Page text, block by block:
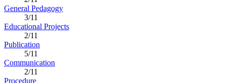
General Pedagogy
3/11
Educational Projects
2/11
Publication
5/11
Communication
2/11
Procedure